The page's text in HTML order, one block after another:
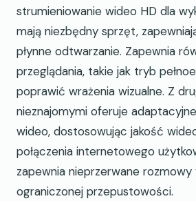
strumieniowanie wideo HD dla
mają niezbędny sprzęt,
płynne odtwarzanie. Zapewnia
przeglądania, takie jak tryb
poprawić wrażenia wizualne. Z
nieznajomymi oferuje
wideo, dostosowując jakość
połączenia internetowego
zapewnia nieprzerwane
ograniczonej przepustowości.